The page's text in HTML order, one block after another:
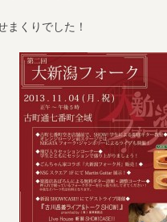
まくりでした！